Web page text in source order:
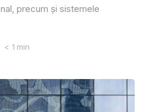
precum și sistemele
< 1 min